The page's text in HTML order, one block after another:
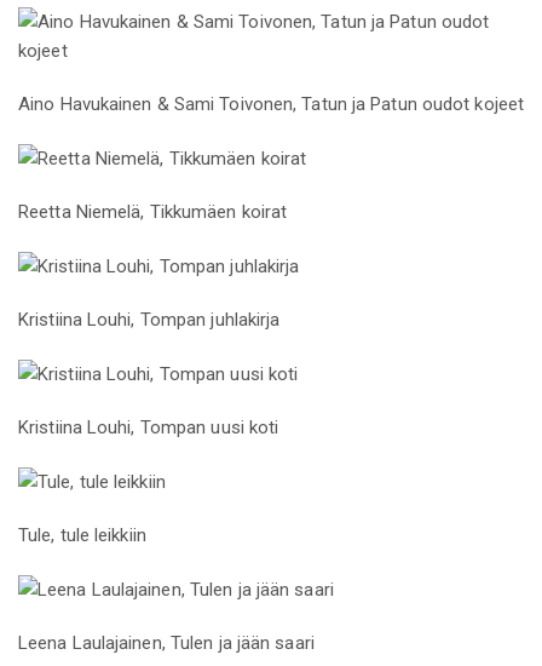
Aino Havukainen & Sami Toivonen, Tatun ja Patun oudot kojeet
Reetta Niemelä, Tikkumäen koirat
Kristiina Louhi, Tompan juhlakirja
Kristiina Louhi, Tompan uusi koti
Tule, tule leikkiin
Leena Laulajainen, Tulen ja jään saari